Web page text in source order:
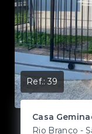
Ref.:39
Casa
Rio Branco -